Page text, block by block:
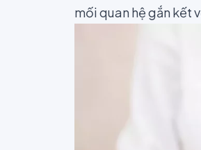
mối quan hệ gắn kết